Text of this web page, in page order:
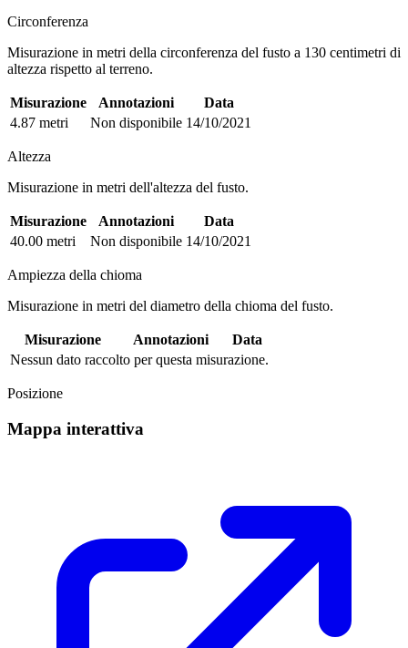
Circonferenza
Misurazione in metri della circonferenza del fusto a 130 centimetri di
altezza rispetto al terreno.
Misurazione Annotazioni
Data
4.87 metri
Non disponibile 14/10/2021
Altezza
Misurazione in metri dell'altezza del fusto.
Misurazione Annotazioni
Data
40.00 metri
Non disponibile 14/10/2021
Ampiezza della chioma
Misurazione in metri del diametro della chioma del fusto.
Misurazione Annotazioni
Data
Nessun dato raccolto per questa misurazione.
Posizione
Mappa interattiva